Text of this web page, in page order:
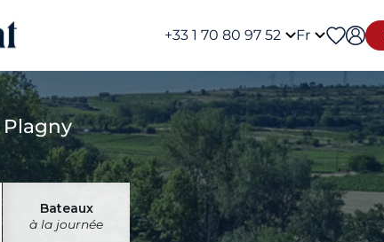
+33 1 70 80 97 52 Fr
Bateaux
à la journée